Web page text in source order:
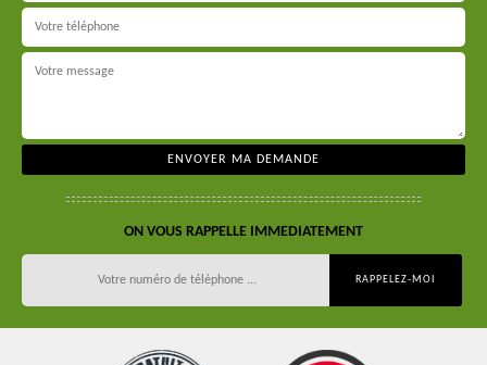
ON VOUS RAPPELLE IMMEDIATEMENT